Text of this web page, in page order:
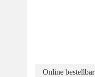
Online bestellbar